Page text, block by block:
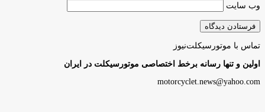
وب‌ سایت
تماس با موتورسیکلت‌نیوز
اولین و تنها رسانه برخط اختصاصی موتورسیکلت در ایران
motorcyclet.news@yahoo.com